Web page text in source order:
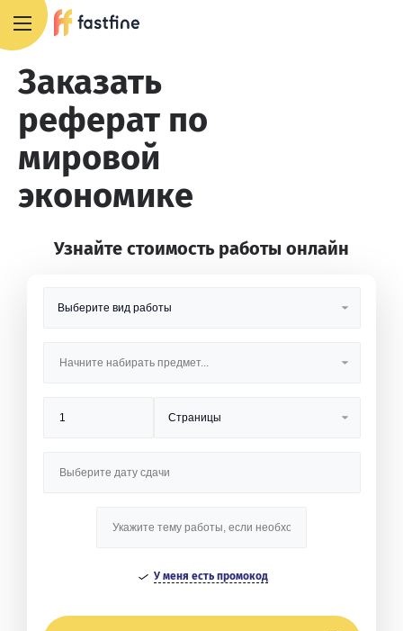
Заказать
реферат по
мировой
экономике
Узнайте стоимость работы онлайн
У меня есть промокод